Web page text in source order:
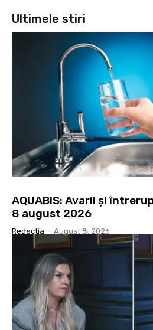
Ultimele stiri
AQUABIS: Avarii și
8 august 2026
Redactia - August 8, 2026